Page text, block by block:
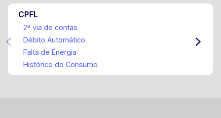
CPFL
2ª via de contas
Débito Automático
Falta de Energia
Histórico de Consumo